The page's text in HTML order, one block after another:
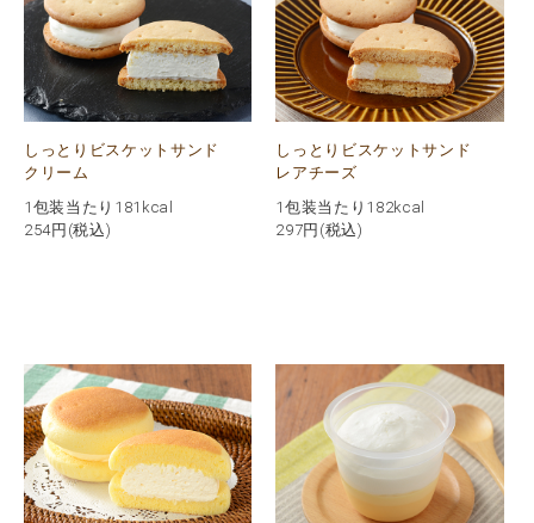
しっとりビスケットサンド
クリーム
1包装当たり181kcal
254円(税込)
しっとりビスケットサンド
レアチーズ
1包装当たり182kcal
297円(税込)